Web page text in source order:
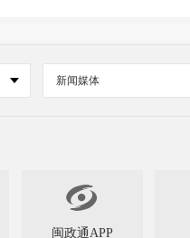
新闻媒体

闽政通APP